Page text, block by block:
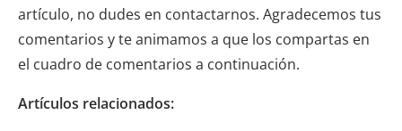
artículo, no dudes en contactarnos. Agradecemos tus
comentarios y te animamos a que los compartas en
el cuadro de comentarios a continuación.
Artículos relacionados: